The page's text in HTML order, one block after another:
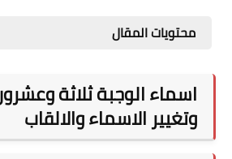
محتويات المقال
اسماء الوجبة ثلاثة
وتغيير الاسماء والالقاب